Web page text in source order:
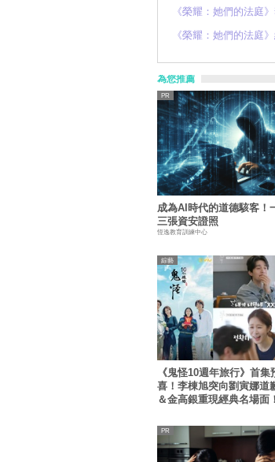
《榮耀：她們的法庭
《榮耀：她們的法庭
為您推薦
成為AI時代的道德駭客！
三張資安證照
恆逸教育訓練中心
《鬼怪10週年旅行》首集
喜！李棟旭突向劉寅娜道
＆金高銀重現經典名場面！
綜藝